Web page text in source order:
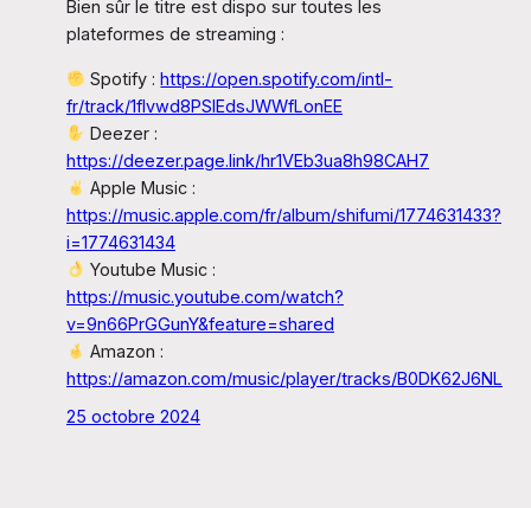
Bien sûr le titre est dispo sur toutes les
plateformes de streaming :
Spotify :https://open.spotify.com/intl-
fr/track/1flvwd8PSIEdsJWWfLonEE
Deezer :
https://deezer.page.link/hr1VEb3ua8h98CAH7
Apple Music :
https://music.apple.com/fr/album/shifumi/1774631433?
i=1774631434
Youtube Music :
https://music.youtube.com/watch?
v=9n66PrGGunY&feature=shared
Amazon :
https://amazon.com/music/player/tracks/B0DK62J6NL
25 octobre 2024